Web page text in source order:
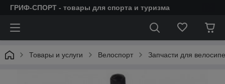
ГРИФ-СПОРТ - товары для спорта и туризма
Товары и услуги Велоспорт Запчасти для